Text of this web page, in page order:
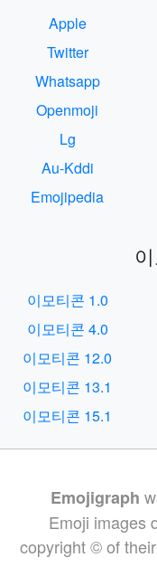
Apple
Twitter
Whatsapp
Openmoji
Lg
Au-Kddi
Emojipedia
이모티콘 1.0
이모티콘 4.0
이모티콘 12.0
이모티콘 13.1
이모티콘 15.1
Emojigraph
Emoji images
copyright © of